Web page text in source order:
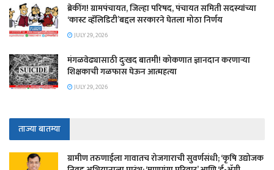
ब्रेकींग! ग्रामपंचायत, जिल्हा परिषद, पंचायत समिती सदस्यांच्या
‘कास्ट व्हॅलिडिटी’बद्दल सरकारने घेतला मोठा निर्णय
JULY 29, 2026
मंगळवेढ्यासाठी दुःखद बातमी! कोकणात ज्ञानदान करणाऱ्या
शिक्षकाची गळफास घेऊन आत्महत्या
JULY 29, 2026
ताज्या बातम्या
​ग्रामीण तरुणाईला गावातच रोजगाराची सुवर्णसंधी; ‘कृषि उद्योजक